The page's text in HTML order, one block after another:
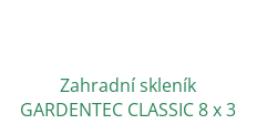
Zahradní skleník
GARDENTEC CLASSIC 8 x 3